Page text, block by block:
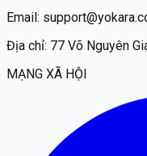
Email:
Địa chỉ: 77 Võ Nguyên
MẠNG XÃ HỘI